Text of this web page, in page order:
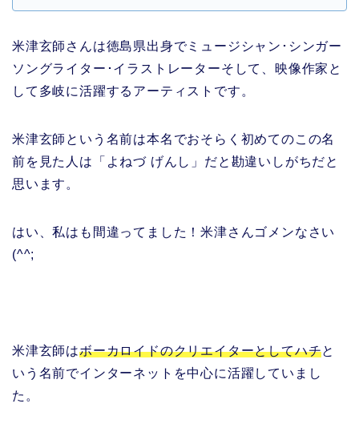
米津玄師さんは徳島県出身でミュージシャン･シンガー
ソングライター･イラストレーターそして、映像作家と
して多岐に活躍するアーティストです。
米津玄師という名前は本名でおそらく初めてのこの名
前を見た人は「よねづ げんし」だと勘違いしがちだと
思います。
はい、私はも間違ってました！米津さんゴメンなさい
(^^;
米津玄師はボーカロイドのクリエイターとしてハチと
いう名前でインターネットを中心に活躍していまし
た。